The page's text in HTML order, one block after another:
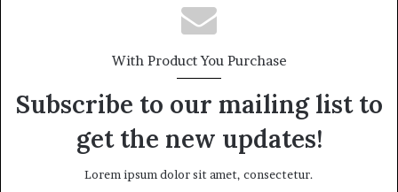
With Product You Purchase
Subscribe to our mailing list to
get the new updates!
Lorem ipsum dolor sit amet, consectetur.